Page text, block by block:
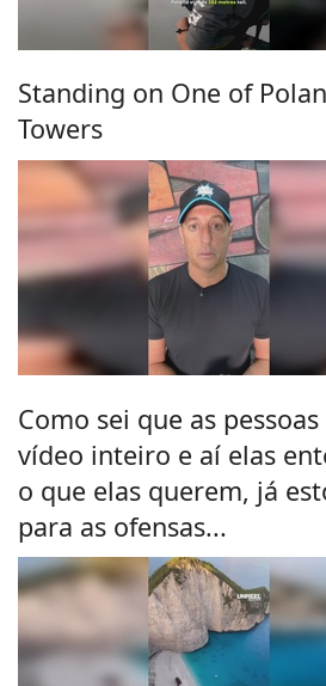
Standing on One of
Towers
Como sei que as
vídeo inteiro e aí elas
o que elas querem, já
para as ofensas...